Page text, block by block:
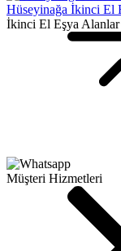
Hüseyinağa İkinci El
İkinci El Eşya Alanlar
Müşteri Hizmetleri